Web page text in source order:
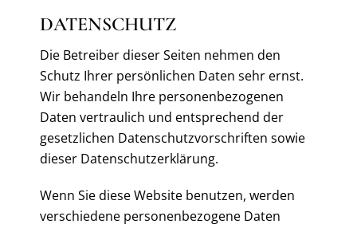
DATENSCHUTZ
Die Betreiber dieser Seiten nehmen den
Schutz Ihrer persönlichen Daten sehr ernst.
Wir behandeln Ihre personenbezogenen
Daten vertraulich und entsprechend der
gesetzlichen Datenschutzvorschriften sowie
dieser Datenschutzerklärung.
Wenn Sie diese Website benutzen, werden
verschiedene personenbezogene Daten